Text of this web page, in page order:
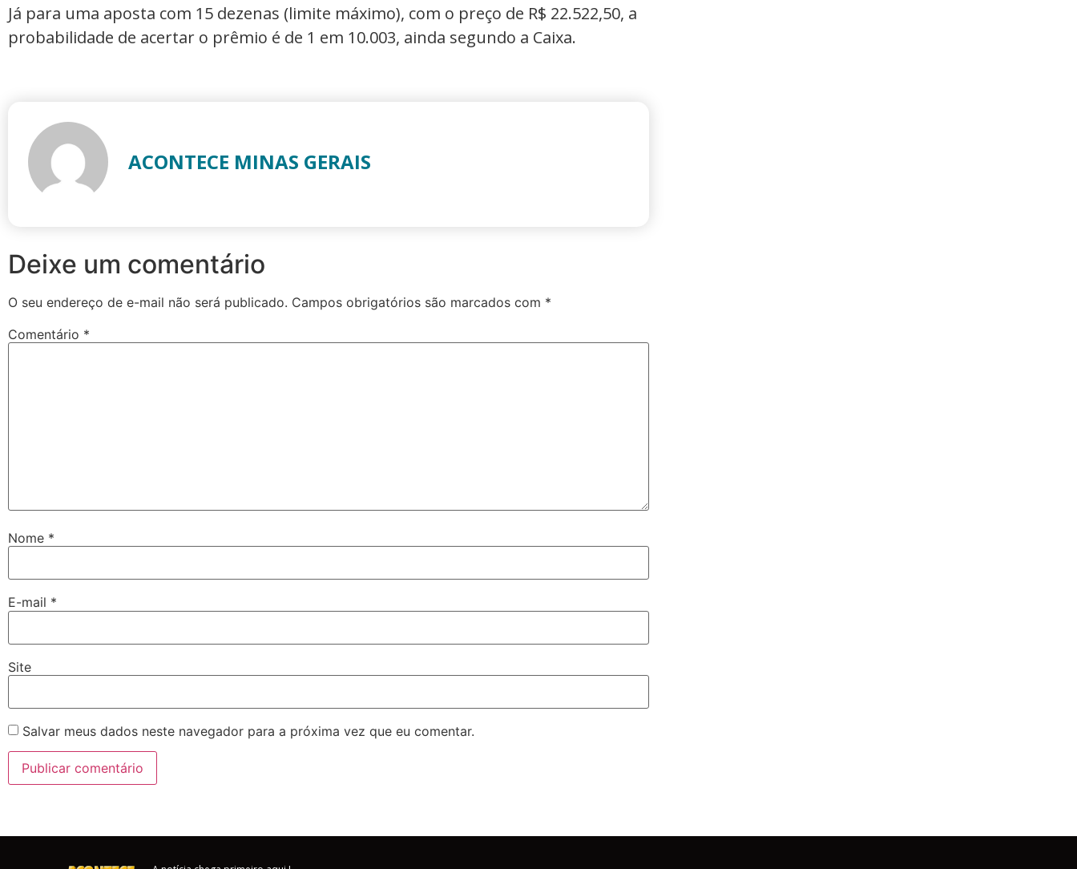
Já para uma aposta com 15 dezenas (limite máximo), com o preço de R$ 22.522,50, a
probabilidade de acertar o prêmio é de 1 em 10.003, ainda segundo a Caixa.
ACONTECE MINAS GERAIS
Deixe um comentário
O seu endereço de e-mail não será publicado. Campos obrigatórios são marcados com *
Comentário *
Nome *
E-mail *
Site
Salvar meus dados neste navegador para a próxima vez que eu comentar.